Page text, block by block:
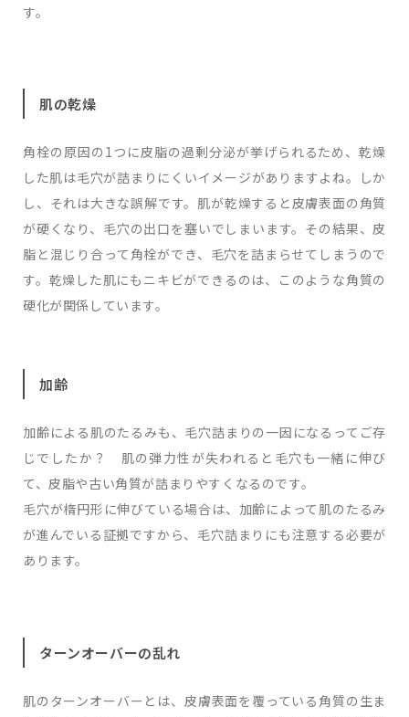
す。
肌の乾燥
角栓の原因の1つに皮脂の過剰分泌が挙げられるため、乾燥
した肌は毛穴が詰まりにくいイメージがありますよね。しか
し、それは大きな誤解です。肌が乾燥すると皮膚表面の角質
が硬くなり、毛穴の出口を塞いでしまいます。その結果、皮
脂と混じり合って角栓ができ、毛穴を詰まらせてしまうので
す。乾燥した肌にもニキビができるのは、このような角質の
硬化が関係しています。
加齢
加齢による肌のたるみも、毛穴詰まりの一因になるってご存
じでしたか？ 肌の弾力性が失われると毛穴も一緒に伸び
て、皮脂や古い角質が詰まりやすくなるのです。
毛穴が楕円形に伸びている場合は、加齢によって肌のたるみ
が進んでいる証拠ですから、毛穴詰まりにも注意する必要が
あります。
ターンオーバーの乱れ
肌のターンオーバーとは、皮膚表面を覆っている角質の生ま